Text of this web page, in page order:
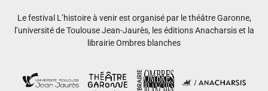
Le festival L’histoire à venir est organisé par le théâtre Garonne,
l’université de Toulouse Jean-Jaurès, les éditions Anacharsis et la
librairie Ombres blanches